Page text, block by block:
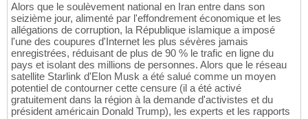
Alors que le soulèvement national en Iran entre dans son
seizième jour, alimenté par l'effondrement économique et les
allégations de corruption, la République islamique a imposé
l'une des coupures d'Internet les plus sévères jamais
enregistrées, réduisant de plus de 90 % le trafic en ligne du
pays et isolant des millions de personnes. Alors que le réseau
satellite Starlink d'Elon Musk a été salué comme un moyen
potentiel de contourner cette censure (il a été activé
gratuitement dans la région à la demande d'activistes et du
président américain Donald Trump), les experts et les rapports